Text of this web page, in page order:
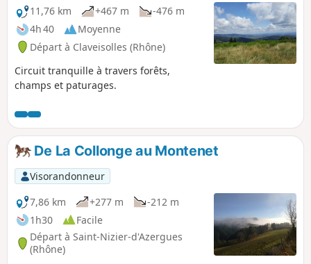
11,76 km +467 m
-476 m
4h 40
Moyenne
Départ à Claveisolles (Rhône)
Circuit tranquille à travers forêts,
champs et paturages.
De La Collonge au Montenet
Visorandonneur
7,86 km
+277 m
-212 m
1h30
Facile
Départ à Saint-Nizier-d'Azergues
(Rhône)